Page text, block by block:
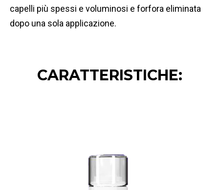
capelli più spessi e voluminosi e forfora eliminata
dopo una sola applicazione.
CARATTERISTICHE: